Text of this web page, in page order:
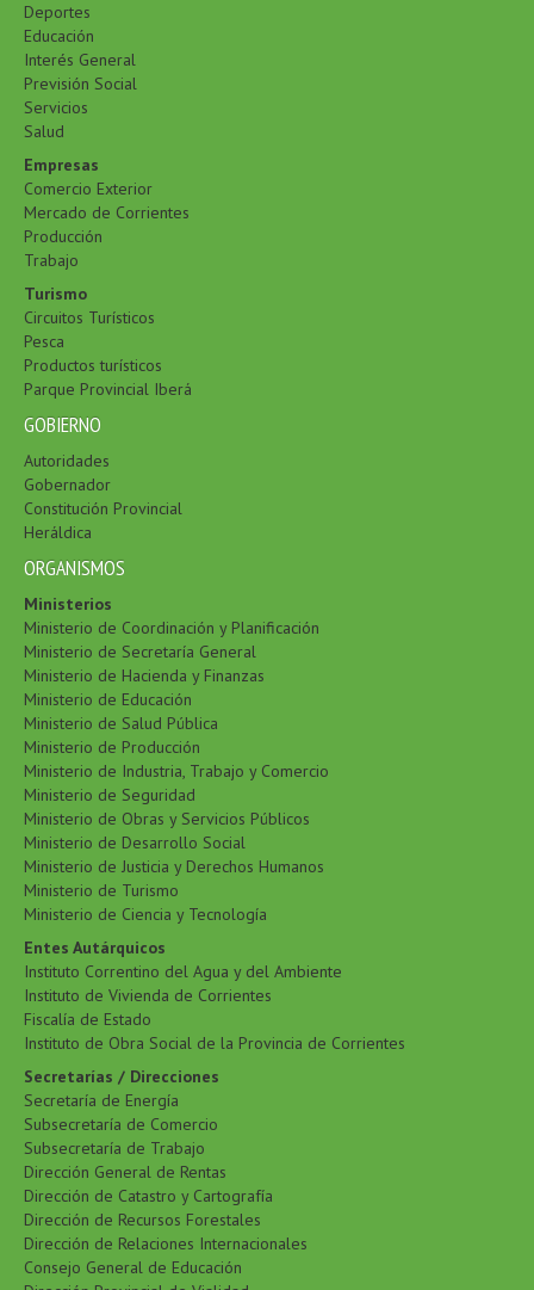
Deportes
Educación
Interés General
Previsión Social
Servicios
Salud
Empresas
Comercio Exterior
Mercado de Corrientes
Producción
Trabajo
Turismo
Circuitos Turísticos
Pesca
Productos turísticos
Parque Provincial Iberá
GOBIERNO
Autoridades
Gobernador
Constitución Provincial
Heráldica
ORGANISMOS
Ministerios
Ministerio de Coordinación y Planificación
Ministerio de Secretaría General
Ministerio de Hacienda y Finanzas
Ministerio de Educación
Ministerio de Salud Pública
Ministerio de Producción
Ministerio de Industria, Trabajo y Comercio
Ministerio de Seguridad
Ministerio de Obras y Servicios Públicos
Ministerio de Desarrollo Social
Ministerio de Justicia y Derechos Humanos
Ministerio de Turismo
Ministerio de Ciencia y Tecnología
Entes Autárquicos
Instituto Correntino del Agua y del Ambiente
Instituto de Vivienda de Corrientes
Fiscalía de Estado
Instituto de Obra Social de la Provincia de Corrientes
Secretarías / Direcciones
Secretaría de Energía
Subsecretaría de Comercio
Subsecretaría de Trabajo
Dirección General de Rentas
Dirección de Catastro y Cartografía
Dirección de Recursos Forestales
Dirección de Relaciones Internacionales
Consejo General de Educación